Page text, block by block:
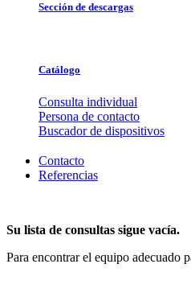
Sección de descargas
Catálogo
Consulta individual
Persona de contacto
Buscador de dispositivos
Contacto
Referencias
Su lista de consultas sigue vacía.
Para encontrar el equipo adecuado